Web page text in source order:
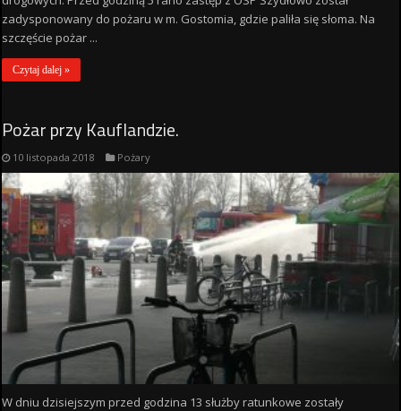
zadysponowany do pożaru w m. Gostomia, gdzie paliła się słoma. Na
szczęście pożar ...
Czytaj dalej »
Pożar przy Kauflandzie.
10 listopada 2018 Pożary
W dniu dzisiejszym przed godzina 13 służby ratunkowe zostały